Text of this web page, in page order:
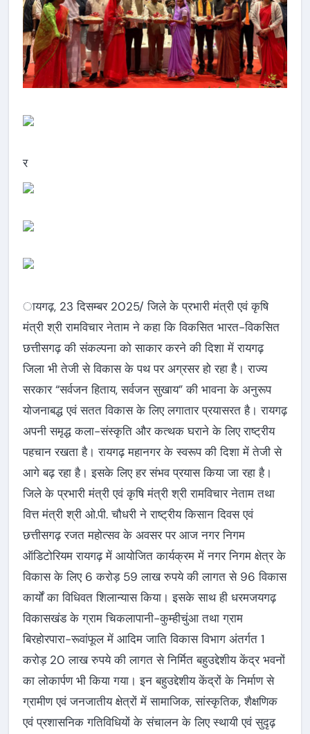
र
ायगढ़, 23 दिसम्बर 2025/ जिले के प्रभारी मंत्री एवं कृषि
मंत्री श्री रामविचार नेताम ने कहा कि विकसित भारत-विकसित
छत्तीसगढ़ की संकल्पना को साकार करने की दिशा में रायगढ़
जिला भी तेजी से विकास के पथ पर अग्रसर हो रहा है। राज्य
सरकार “सर्वजन हिताय, सर्वजन सुखाय” की भावना के अनुरूप
योजनाबद्ध एवं सतत विकास के लिए लगातार प्रयासरत है। रायगढ़
अपनी समृद्ध कला-संस्कृति और कत्थक घराने के लिए राष्ट्रीय
पहचान रखता है। रायगढ़ महानगर के स्वरूप की दिशा में तेजी से
आगे बढ़ रहा है। इसके लिए हर संभव प्रयास किया जा रहा है।
जिले के प्रभारी मंत्री एवं कृषि मंत्री श्री रामविचार नेताम तथा
वित्त मंत्री श्री ओ.पी. चौधरी ने राष्ट्रीय किसान दिवस एवं
छत्तीसगढ़ रजत महोत्सव के अवसर पर आज नगर निगम
ऑडिटोरियम रायगढ़ में आयोजित कार्यक्रम में नगर निगम क्षेत्र के
विकास के लिए 6 करोड़ 59 लाख रुपये की लागत से 96 विकास
कार्यों का विधिवत शिलान्यास किया। इसके साथ ही धरमजयगढ़
विकासखंड के ग्राम चिकलापानी-कुम्हीचुंआ तथा ग्राम
बिरहोरपारा-रूवांफूल में आदिम जाति विकास विभाग अंतर्गत 1
करोड़ 20 लाख रुपये की लागत से निर्मित बहुउद्देशीय केंद्र भवनों
का लोकार्पण भी किया गया। इन बहुउद्देशीय केंद्रों के निर्माण से
ग्रामीण एवं जनजातीय क्षेत्रों में सामाजिक, सांस्कृतिक, शैक्षणिक
एवं प्रशासनिक गतिविधियों के संचालन के लिए स्थायी एवं सुदृढ़